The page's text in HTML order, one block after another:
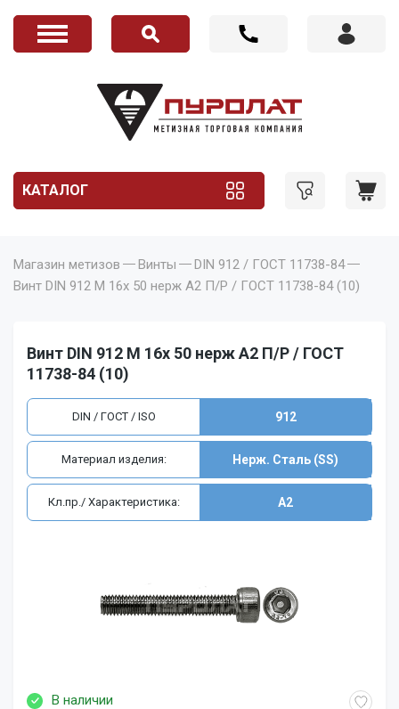
КАТАЛОГ
Магазин метизов Винты
DIN 912 / ГОСТ 11738-84
Винт DIN 912 M 16x 50 нерж A2 П/Р / ГОСТ 11738-84 (10)
Винт DIN 912 M 16x 50 нерж A2 П/Р / ГОСТ
11738-84 (10)
В наличии
DIN / ГОСТ / ISO 912
Материал изделия: Нерж. Сталь (SS)
Кл.пр./ Характеристика: A2